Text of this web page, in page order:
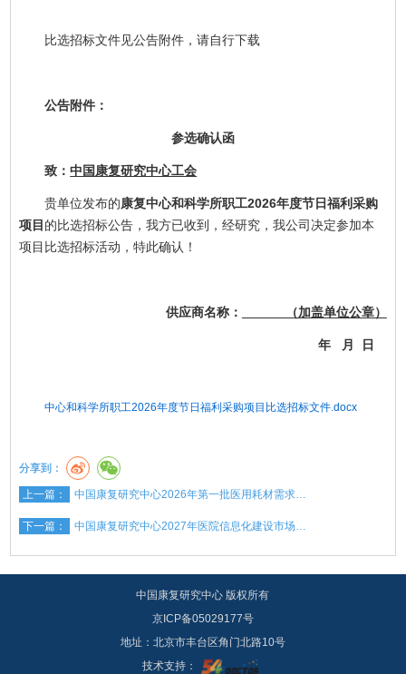
比选招标文件见公告附件，请自行下载
公告附件：
参选确认函
致：中国康复研究中心工会
贵单位发布的康复中心和科学所职工2026年度节日福利采购
项目 的比选招标公告，我方已收到，经研究，我公司决定参加本
项目比选招标活动，特此确认！
供应商名称： （加盖单位公章）
年 月 日
中心和科学所职工2026年度节日福利采购项目比选招标文件.docx
分享到：
上一篇： 中国康复研究中心2026年第一批医用耗材需求…
下一篇： 中国康复研究中心2027年医院信息化建设市场…
中国康复研究中心 版权所有
京ICP备05029177号
地址：北京市丰台区角门北路10号
技术支持：